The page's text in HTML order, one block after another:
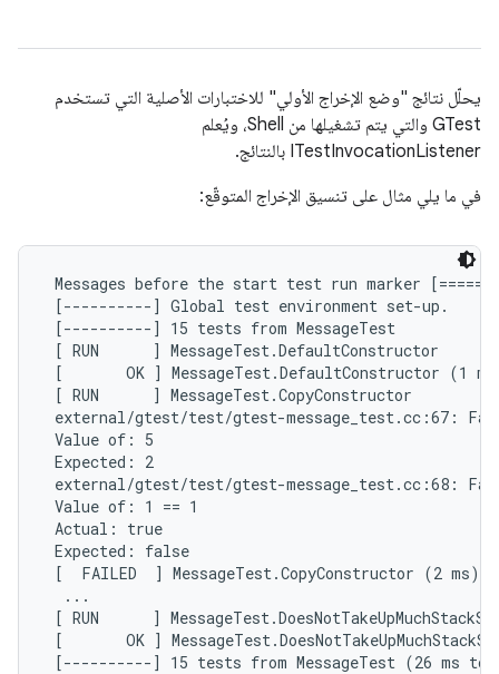
يحلّل نتائج "وضع الإخراج الأولي" للاختبارات الأصلية التي تستخدم
GTest والتي يتم تشغيلها من Shell، ويُعلم
ITestInvocationListener بالنتائج.
في ما يلي مثال على تنسيق الإخراج المتوقّع:
Messages before the start test run marker
[----------] Global test environment set-up.
[----------] 15 tests from MessageTest
[ RUN      ] MessageTest.DefaultConstructor
[       OK ] MessageTest.DefaultConstructor (1
[ RUN      ] MessageTest.CopyConstructor
external/gtest/test/gtest-message_test.cc:67:
Value of: 5
Expected: 2
external/gtest/test/gtest-message_test.cc:68:
Value of: 1 == 1
Actual: true
Expected: false
[  FAILED  ] MessageTest.CopyConstructor (2 ms)
  ...
[ RUN      ]
[       OK ]
[----------] 15 tests from MessageTest (26 ms